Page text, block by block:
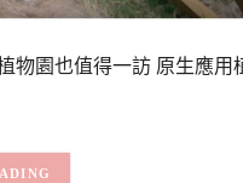
物園也值得一訪 原生應